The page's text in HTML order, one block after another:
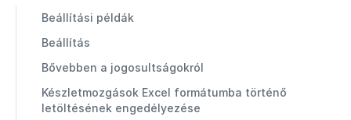
Beállítási példák
Beállítás
Bővebben a jogosultságokról
Készletmozgások Excel formátumba történő
letöltésének engedélyezése